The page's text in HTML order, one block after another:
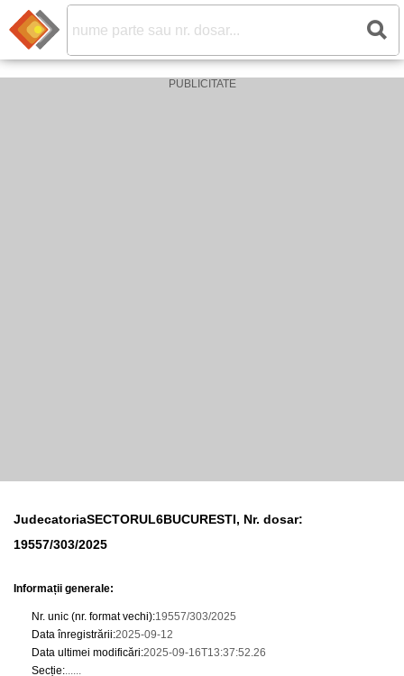
JudecatoriaSECTORUL6BUCURESTI, Nr. dosar:
19557/303/2025
Informații generale:
Nr. unic (nr. format vechi):19557/303/2025
Data înregistrării:2025-09-12
Data ultimei modificări:2025-09-16T13:37:52.26
Secție:......